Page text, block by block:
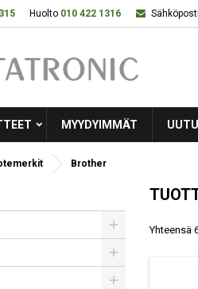
Huolto 010 422 1316
MYYDYIMMÄT
Brother
Yhteensä